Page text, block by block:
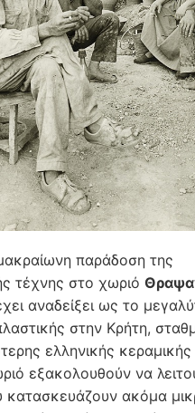
παράδοση της
τέχνης στο χωριό
αναδείξει ως το
στην Κρήτη,
ελληνικής
εξακολουθούν να
κατασκευάζουν ακόμα